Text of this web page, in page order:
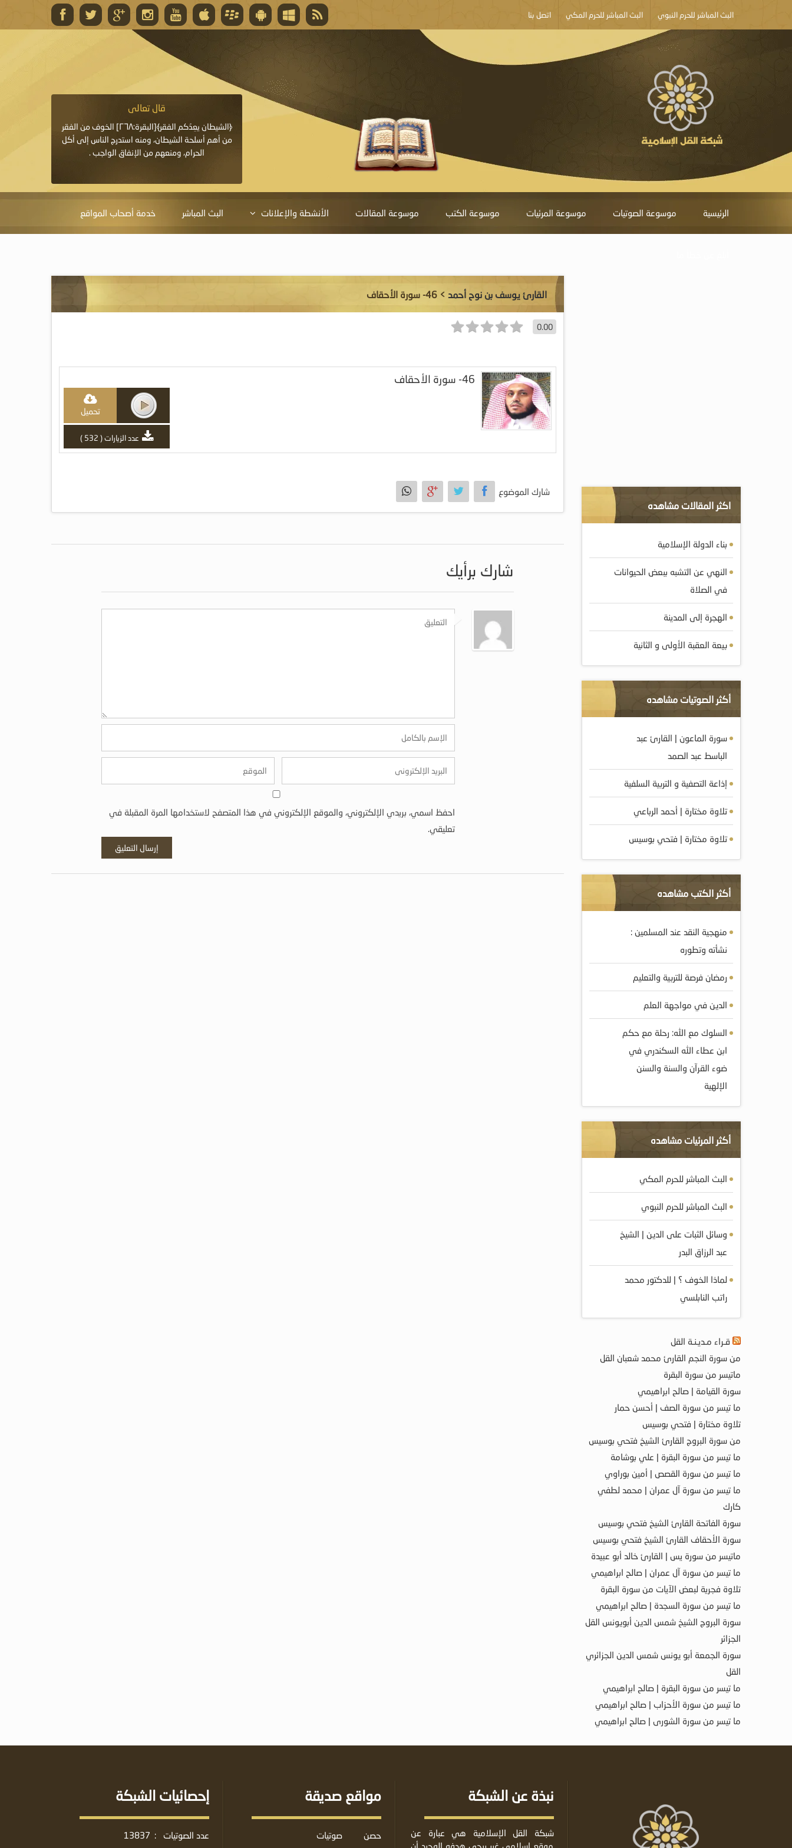
البث المباشر للحرم النبوي البث المباشر للحرم المكي اتصل بنا
قال تعالى
المغفرة لأنها أغلى جائزة، وهي مفتاح باب العطايا التي
قال تعالى
﴿الشيطان يعِدُكم الفقر﴾[البقرة:٢٦٨] الخوف من الفقر
من أهم أسلحة الشيطان، ومنه استدرج الناس إلى أكل
الحرام، ومنعهم من الإنفاق الواجب .
الرئيسية موسوعة الصوتيات موسوعة المرئيات موسوعة الكتب موسوعة المقالات الأنشطة والإعلانات البث المباشر خدمة أصحاب المواقع
القارئ يوسف بن نوح أحمد > 46- سورة الأحقاف
0.00
46- سورة الأحقاف
تحميل
عدد الزيارات ( 532 )
شارك الموضوع
شارك برأيك
احفظ اسمي، بريدي الإلكتروني، والموقع الإلكتروني في هذا المتصفح لاستخدامها المرة المقبلة في
تعليقي.
اكثر المقالات مشاهده
بناء الدولة الإسلامية
النهي عن التشبه ببعض الحيوانات
في الصلاة
الهجرة إلى المدينة
بيعة العقبة الأولى و الثانية
أكثر الصوتيات مشاهده
سورة الماعون | القارئ عبد
الباسط عبد الصمد
إذاعة التصفية و التربية السلفية
تلاوة مختارة | أحمد الرباعي
تلاوة مختارة | فتحي بوسيس
أكثر الكتب مشاهده
منهجية النقد عند المسلمين :
نشأته وتطوره
رمضان فرصة للتربية والتعليم
الدين في مواجهة العلم
السلوك مع الله: رحلة مع حكم
ابن عطاء الله السكندري في
ضوء القرآن والسنة والسنن
الإلهية
أكثر المرئيات مشاهده
البث المباشر للحرم المكي
البث المباشر للحرم النبوي
وسائل الثبات على الدين | الشيخ
عبد الرزاق البدر
لماذا الخوف ؟ | للدكتور محمد
راتب النابلسي
قـراء مـديـنـة القل
من سورة النجم القارئ محمد شعبان القل
ماتيسر من سورة البقرة
سورة القيامة | صالح ابراهيمي
ما تيسر من سورة الصف | أحسن حمار
تلاوة مختارة | فتحي بوسيس
من سورة البروج القارئ الشيخ فتحي بوسيس
ما تيسر من سورة البقرة | علي بوشامة
ما تيسر من سورة القصص | أمين بوراوي
ما تيسر من سورة آل عمران | محمد لطفي
كارك
سورة الفاتحة القارئ الشيخ فتحي بوسيس
سورة الأحقاف القارئ الشيخ فتحي بوسيس
ماتيسر من سورة يس | القارئ خالد أبو عبيدة
ما تيسر من سورة آل عمران | صالح ابراهيمي
تلاوة فجرية لبعض الآيات من سورة البقرة
ما تيسر من سورة السجدة | صالح ابراهيمي
سورة البروج الشيخ شمس الدين أبويونس القل
الجزائر
سورة الجمعة أبو يونس شمس الدين الجزائري
القل
ما تيسر من سورة البقرة | صالح ابراهيمي
ما تيسر من سورة الأحزاب | صالح ابراهيمي
ما تيسر من سورة الشورى | صالح ابراهيمي
نبذة عن الشبكة
شبكة القل الإسلامية هي عبارة عن
موقع إسلامي غير ربحي هدفه الوحيد أن
مواقع صديقة
حصن
صوتيات
إحصائيات الشبكة
عدد الصوتيات :
13837